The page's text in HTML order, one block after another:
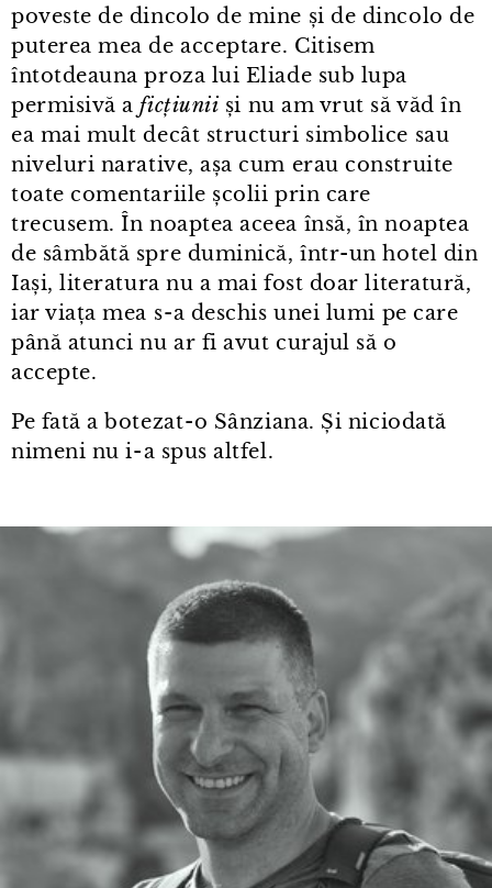
poveste de dincolo de mine și de dincolo de
puterea mea de acceptare. Citisem
întotdeauna proza lui Eliade sub lupa
permisivă aficțiunii și nu am vrut să văd în
ea mai mult decât structuri simbolice sau
niveluri narative, așa cum erau construite
toate comentariile școlii prin care
trecusem. În noaptea aceea însă, în noaptea
de sâmbătă spre duminică, într⁠-⁠un hotel din
Iași, literatura nu a mai fost doar literatură,
iar viața mea s⁠-⁠a deschis unei lumi pe care
până atunci nu ar fi avut curajul să o
accepte.
Pe fată a botezat⁠-⁠o Sânziana. Și niciodată
nimeni nu i⁠-⁠a spus altfel.